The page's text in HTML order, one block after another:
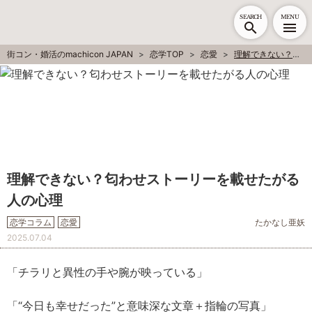
SEARCH MENU
街コン・婚活のmachicon JAPAN 恋学TOP 恋愛 理解できない？匂わせストーリーを載せたがる人の心理
理解できない？匂わせストーリーを載せたがる
人の心理
恋学コラム 恋愛
たかなし亜妖
2025.07.04
「チラリと異性の手や腕が映っている」
「“今日も幸せだった”と意味深な文章＋指輪の写真」